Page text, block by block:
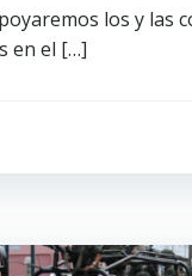
los y las
en el […]